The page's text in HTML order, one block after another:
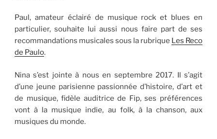
Paul, amateur éclairé de musique rock et blues en
particulier, souhaite lui aussi nous faire part de ses
recommandations musicales sous la rubrique Les Reco
de Paulo.
Nina s’est jointe à nous en septembre 2017. Il s’agit
d’une jeune parisienne passionnée d’histoire, d’art et
de musique, fidèle auditrice de Fip, ses préférences
vont à la musique indie, au folk, à la chanson, aux
musiques du monde.